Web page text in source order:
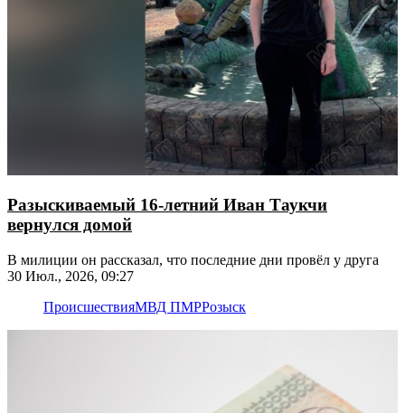
Разыскиваемый 16-летний Иван Таукчи
вернулся домой
В милиции он рассказал, что последние дни провёл у друга
30 Июл., 2026, 09:27
ПроисшествияМВД ПМРРозыск